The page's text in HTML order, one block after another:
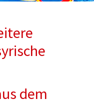
dem